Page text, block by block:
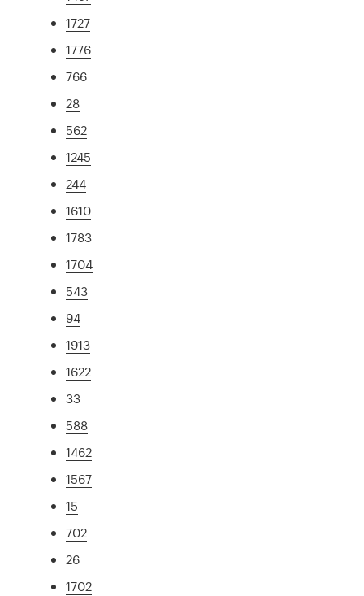
1727
1776
766
28
562
1245
244
1610
1783
1704
543
94
1913
1622
33
588
1462
1567
15
702
26
1702